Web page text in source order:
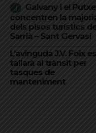
Galvany i el
concentren la
dels pisos turístics
Sarrià – Sant Gervasi
L’avinguda J.V. Foix es
tallarà al trànsit per
tasques de
manteniment